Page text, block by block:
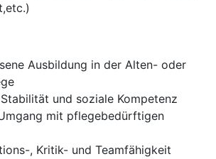
Ausbildung in der Alten- oder
und soziale Kompetenz
mit pflegebedürftigen
, Kritik- und Teamfähigkeit